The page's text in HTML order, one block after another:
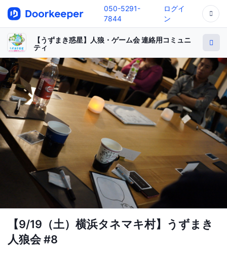
050-5291-
7844
ログイ
ン
【うずまき惑星】人狼・ゲーム会 連絡用コミュニ
ティ
【9/19（土）横浜タネマキ村】うずまき
人狼会 #8